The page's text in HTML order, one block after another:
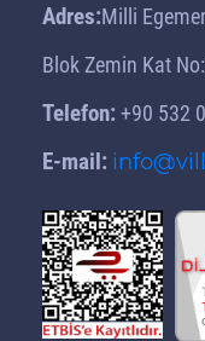
Adres:Milli
Blok Zemin Kat
Telefon: +90 532
E-mail: